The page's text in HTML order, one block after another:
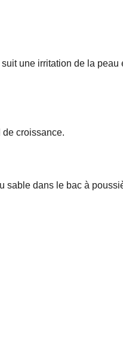
une irritation de la peau
de croissance.
sable dans le bac à